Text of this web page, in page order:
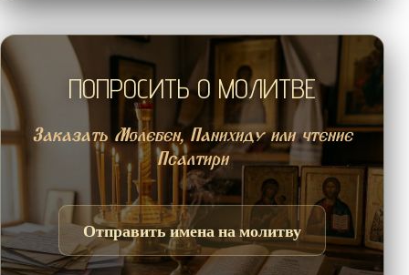
ПОПРОСИТЬ О МОЛИТВЕ
Заказать Молебен, Панихиду или чтение
Псалтири
Отправить имена на молитву